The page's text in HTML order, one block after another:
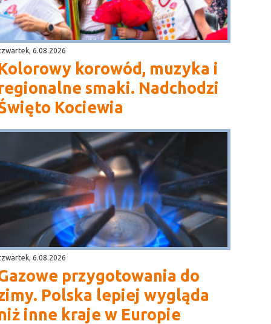
6.08.2026
korowód, muzyka i
smaki. Nadchodzi
Kociewia
6.08.2026
przygotowania do
Polska lepiej wygląda
inne kraje w Europie